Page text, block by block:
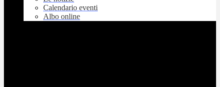
Calendario eventi
Albo online